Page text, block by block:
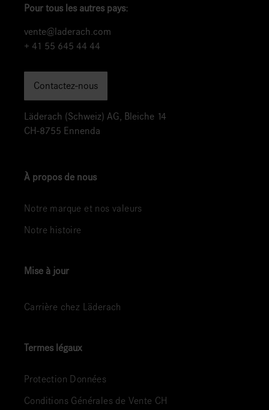
Pour tous les autres pays:
vente@laderach.com
+ 41 55 645 44 44
Contactez-nous
Läderach (Schweiz) AG, Bleiche 14
CH-8755 Ennenda
À propos de nous
Notre marque et nos valeurs
Notre histoire
Mise à jour
Carrière chez Läderach
Termes légaux
Protection Données
Conditions Générales de Vente CH